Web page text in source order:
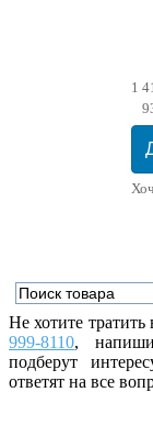
1
Не хотите
999-8110,
подберут
ответят на все